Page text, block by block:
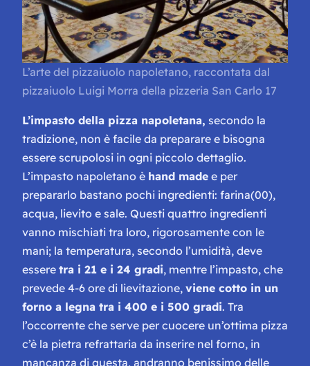
L’arte del pizzaiuolo napoletano, raccontata dal
pizzaiuolo Luigi Morra della pizzeria San Carlo 17
L’impasto della pizza napoletana, secondo la
tradizione, non è facile da preparare e bisogna
essere scrupolosi in ogni piccolo dettaglio.
L’impasto napoletano è hand made e per
prepararlo bastano pochi ingredienti: farina(00),
acqua, lievito e sale. Questi quattro ingredienti
vanno mischiati tra loro, rigorosamente con le
mani; la temperatura, secondo l’umidità, deve
essere tra i 21 e i 24 gradi, mentre l’impasto, che
prevede 4-6 ore di lievitazione, viene cotto in un
forno a legna tra i 400 e i 500 gradi. Tra
l’occorrente che serve per cuocere un’ottima pizza
c’è la pietra refrattaria da inserire nel forno, in
mancanza di questa, andranno benissimo delle